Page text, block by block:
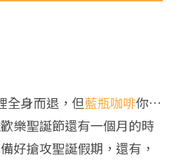
全身而退，但藍瓶咖啡你…
樂聖誕節還有一個月的時
好搶攻聖誕假期，還有，